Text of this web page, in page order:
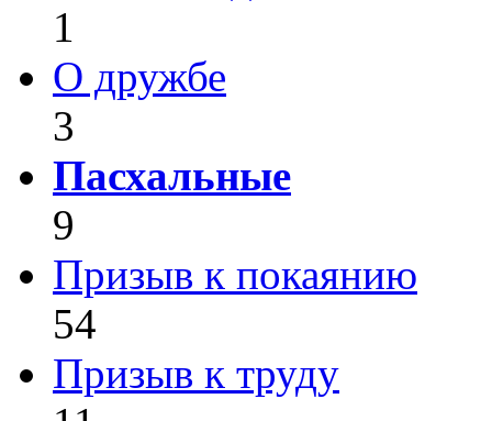
1
О дружбе
3
Пасхальные
9
Призыв к покаянию
54
Призыв к труду